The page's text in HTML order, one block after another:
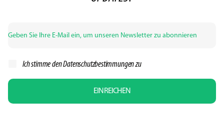
Ich stimme denDatenschutzbestimmungen zu
EINREICHEN